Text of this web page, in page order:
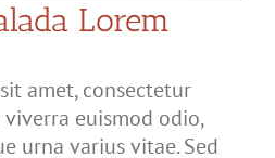
Lorem
amet, consectetur
euismod odio,
urna varius vitae. Sed